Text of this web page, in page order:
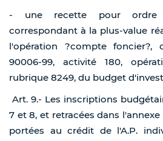
- une recette pour ordre
correspondant à la plus-value
l'opération ?compte foncier?,
90006-99, activité 180,
rubrique 8249, du budget
Art. 9.- Les inscriptions
7 et 8, et retracées dans
portées au crédit de l'A.P.